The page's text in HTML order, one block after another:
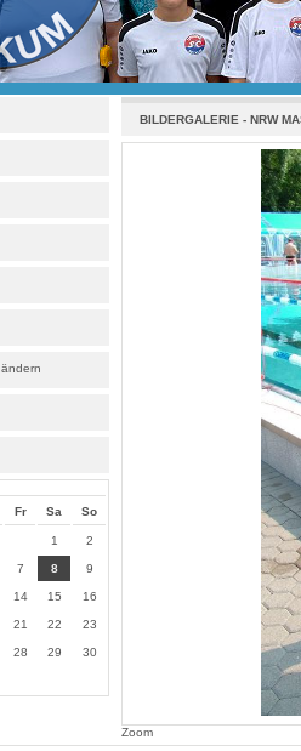
Fr Sa So
1 2
7 8 9
14 15 16
21 22 23
28 29 30
BILDERGALERIE - NRW
Zoom